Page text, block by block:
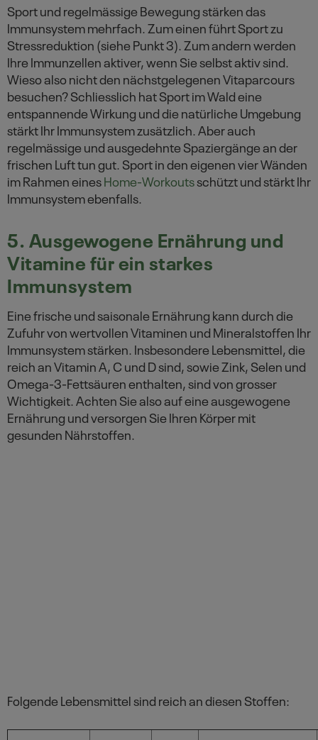
Sport und regelmässige Bewegung stärken das
Immunsystem mehrfach. Zum einen führt Sport zu
Stressreduktion (siehe Punkt 3). Zum andern werden
Ihre Immunzellen aktiver, wenn Sie selbst aktiv sind.
Wieso also nicht den nächstgelegenen Vitaparcours
besuchen? Schliesslich hat Sport im Wald eine
entspannende Wirkung und die natürliche Umgebung
stärkt Ihr Immunsystem zusätzlich. Aber auch
regelmässige und ausgedehnte Spaziergänge an der
frischen Luft tun gut. Sport in den eigenen vier Wänden
im Rahmen einesHome-Workoutsschützt und stärkt Ihr
Immunsystem ebenfalls.
5. Ausgewogene Ernährung und
Vitamine für ein starkes
Immunsystem
Eine frische und saisonale Ernährung kann durch die
Zufuhr von wertvollen Vitaminen und Mineralstoffen Ihr
Immunsystem stärken. Insbesondere Lebensmittel, die
reich an Vitamin A, C und D sind, sowie Zink, Selen und
Omega-3-Fettsäuren enthalten, sind von grosser
Wichtigkeit. Achten Sie also auf eine ausgewogene
Ernährung und versorgen Sie Ihren Körper mit
gesunden Nährstoffen.
Folgende Lebensmittel sind reich an diesen Stoffen: